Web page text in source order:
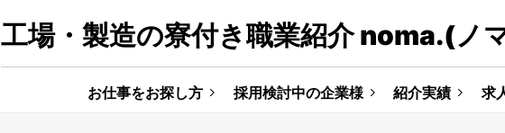
工場・製造の寮付き職業紹介 noma.(ノ
お仕事をお探し方 採用検討中の企業様 紹介実績 求